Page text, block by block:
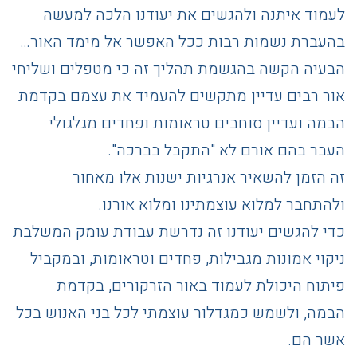
לעמוד איתנה ולהגשים את יעודנו הלכה למעשה
בהעברת נשמות רבות ככל האפשר אל מימד האור…
הבעיה הקשה בהגשמת תהליך זה כי מטפלים ושליחי
אור רבים עדיין מתקשים להעמיד את עצמם בקדמת
הבמה ועדיין סוחבים טראומות ופחדים מגלגולי
העבר בהם אורם לא "התקבל בברכה".
זה הזמן להשאיר אנרגיות ישנות אלו מאחור
ולהתחבר למלוא עוצמתינו ומלוא אורנו.
כדי להגשים יעודנו זה נדרשת עבודת עומק המשלבת
ניקוי אמונות מגבילות, פחדים וטראומות, ובמקביל
פיתוח היכולת לעמוד באור הזרקורים, בקדמת
הבמה, ולשמש כמגדלור עוצמתי לכל בני האנוש בכל
אשר הם.